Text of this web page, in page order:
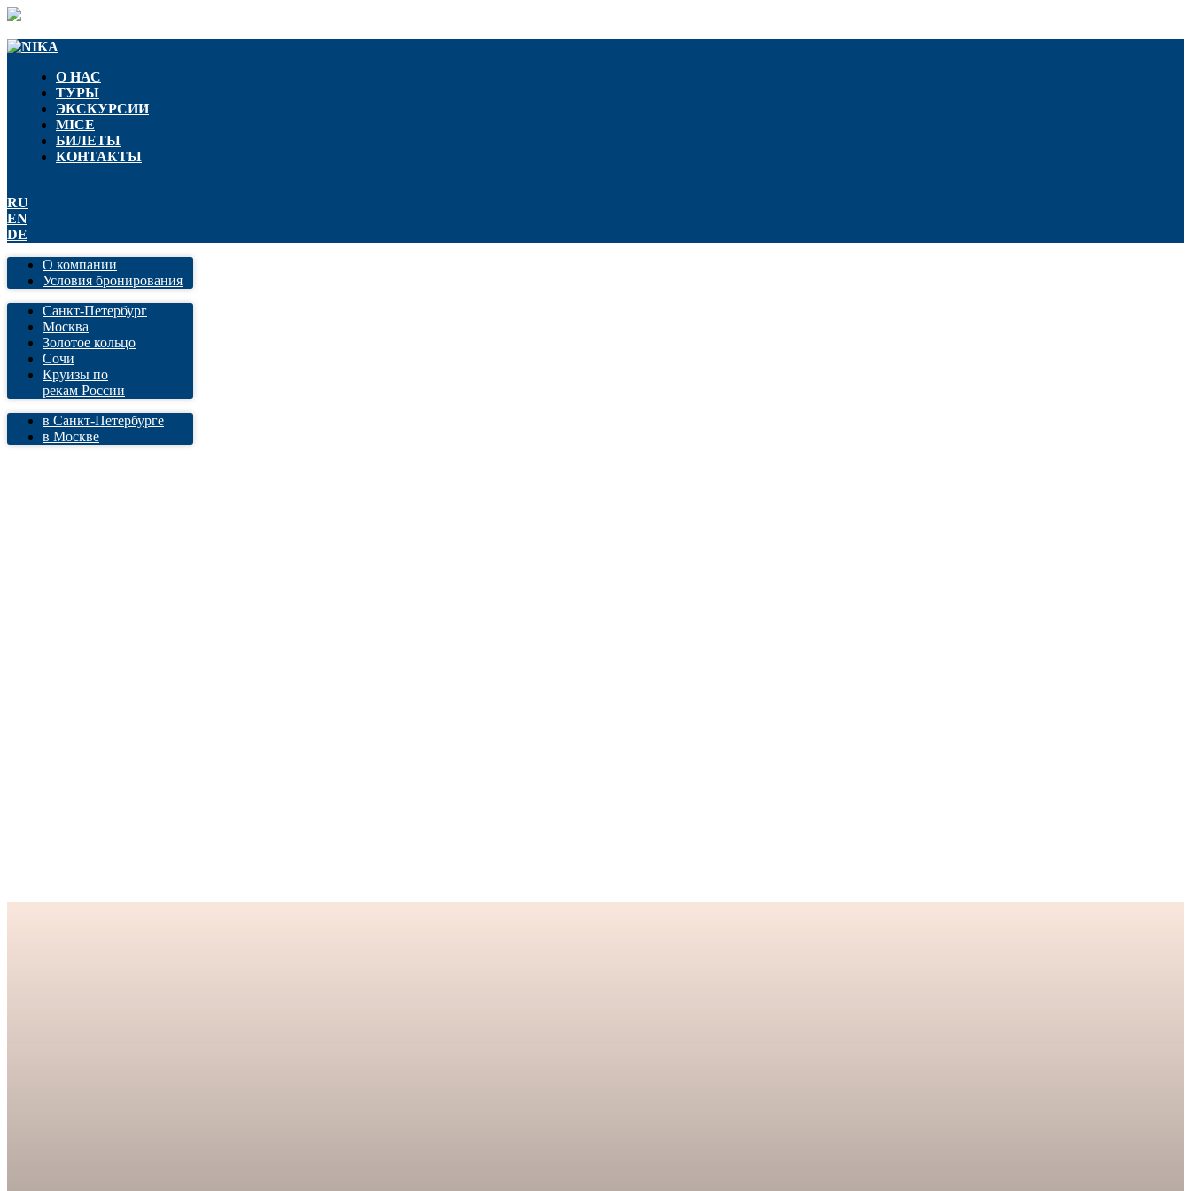
О НАС
ТУРЫ
ЭКСКУРСИИ
MICE
БИЛЕТЫ
КОНТАКТЫ
RU
EN
DE
О компании
Условия бронирования
Санкт-Петербург
Москва
Золотое кольцо
Сочи
Круизы по
рекам России
в Санкт-Петербурге
в Москве